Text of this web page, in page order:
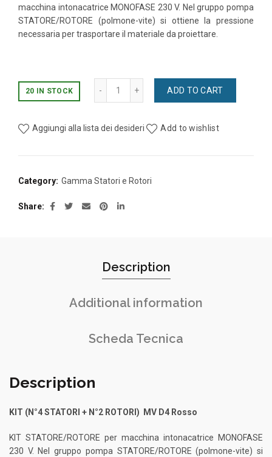
macchina intonacatrice MONOFASE 230 V. Nel gruppo pompa
STATORE/ROTORE (polmone-vite) si ottiene la pressione
necessaria per trasportare il materiale da proiettare.
20 IN STOCK
KIT (4+2) Statore/Rotore MV D4 -
ADD TO CART
Aggiungi alla lista dei desideri Add to wishlist
Category: Gamma Statori e Rotori
Share
Description
Additional information
Scheda Tecnica
Description
KIT (N°4 STATORI + N°2 ROTORI) MV D4 Rosso
KIT STATORE/ROTORE per macchina intonacatrice MONOFASE
230 V. Nel gruppo pompa STATORE/ROTORE (polmone-vite) si